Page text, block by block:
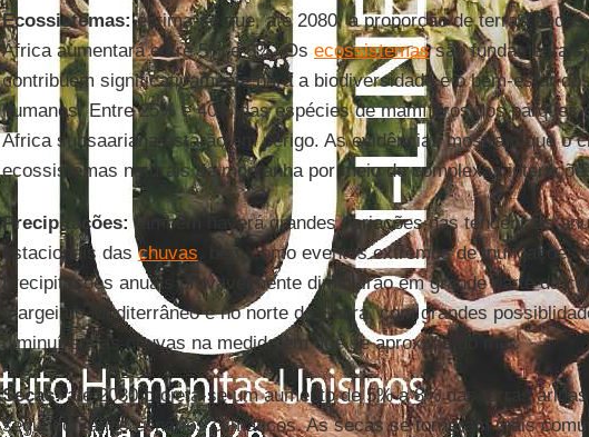
Ecossistemas:estima-se que, até 2080, a proporção de terras
África aumentará entre 5% e 8%. Os ecossistemassão fundamentais
contribuem significativamente para a biodiversidade e o bem-estar
humanos. Entre 25% e 40% das espécies de mamíferos dos parques
África subsaariana estarão em perigo. As evidências mostram que o
ecossistemas naturais de montanha por meio de complexas
Precipitações: também haverá grandes variações nas tendências
estacionais daschuvas , bem como eventos extremos de inundações
precipitações anuais provavelmente diminuirão em grande parte da
margeia o Mediterrâneo e no norte do Saara, com grandes
diminuírem as chuvas na medida em que se aproxima do mar.
Secas:até 2080 projeta-se um aumento de 5% a 8% das terras
segundo vários cenários climáticos. As secas se tornaram mais